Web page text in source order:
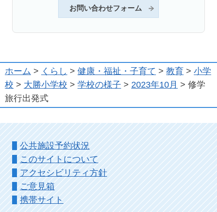
お問い合わせフォーム
ホーム > くらし > 健康・福祉・子育て > 教育 > 小学
校 > 大勝小学校 > 学校の様子 > 2023年10月 > 修学
旅行出発式
公共施設予約状況
このサイトについて
アクセシビリティ方針
ご意見箱
携帯サイト